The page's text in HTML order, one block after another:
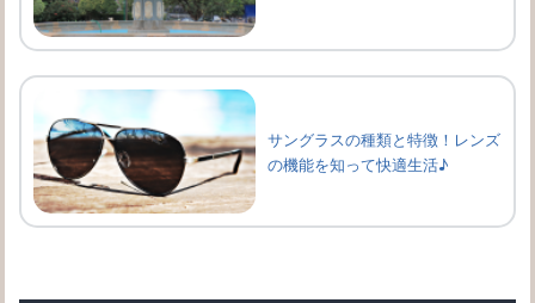
サングラスの種類と特徴！レンズ
の機能を知って快適生活♪